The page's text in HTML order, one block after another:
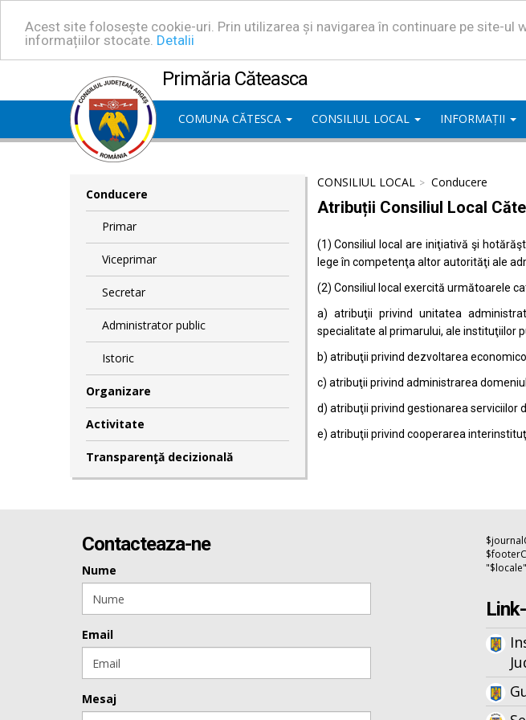
Acest site folosește cookie-uri. Prin utilizarea și navigarea în continuare pe site-ul
informațiilor stocate. Detalii
Primăria Căteasca
COMUNA CĂTESCA CONSILIUL LOCAL INFORMAȚII
Conducere
Primar
Viceprimar
Secretar
Administrator public
Istoric
Organizare
Activitate
Transparenţă decizională
CONSILIUL LOCAL Conducere
Atribuții Consiliul Local
(1) Consiliul local are iniţiativă şi
lege în competenţa altor autorităţi ale
(2) Consiliul local exercită următoarele
a) atribuţii privind unitatea
specialitate al primarului, ale instituţiilor
b) atribuţii privind dezvoltarea
c) atribuţii privind administrarea
d) atribuţii privind gestionarea serviciilor
e) atribuţii privind cooperarea
Contacteaza-ne
Nume
Email
Mesaj